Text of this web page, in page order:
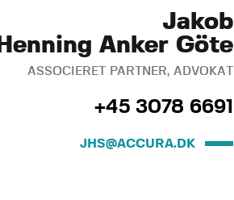
Jakob
Henning Anker Göte
ASSOCIERET PARTNER, ADVOKAT
+45 3078 6691
JHS@ACCURA.DK